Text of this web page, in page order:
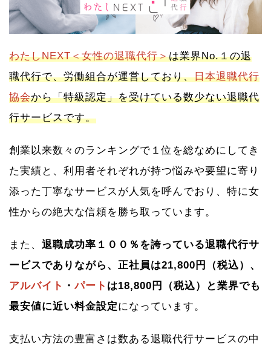
わたしNEXT＜女性の退職代行＞は業界No.１の退
職代行で、労働組合が運営しており、日本退職代行
協会から「特級認定」を受けている数少ない退職代
行サービスです。
創業以来数々のランキングで１位を総なめにしてき
た実績と、利用者それぞれが持つ悩みや要望に寄り
添った丁寧なサービスが人気を呼んでおり、特に女
性からの絶大な信頼を勝ち取っています。
また、 退職成功率１００％を誇っている退職代行サ
ービスでありながら、正社員は21,800円（税込）、
アルバイト ・パート は18,800円（税込）と業界でも
最安値に近い料金設定になっています。
支払い方法の豊富さは数ある退職代行サービスの中